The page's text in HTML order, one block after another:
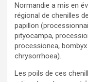
Normandie a mis en
régional de chenilles
papillon
pityocampa,
processionea,
chrysorrhoea).
Les poils de ces